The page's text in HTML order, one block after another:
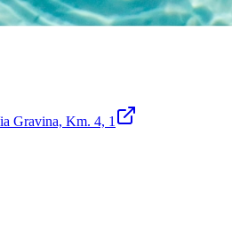
Gravina, Km. 4, 1